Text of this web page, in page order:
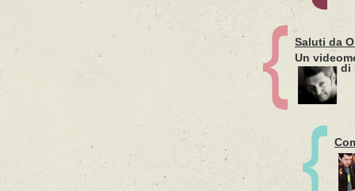
Saluti da
Un
di